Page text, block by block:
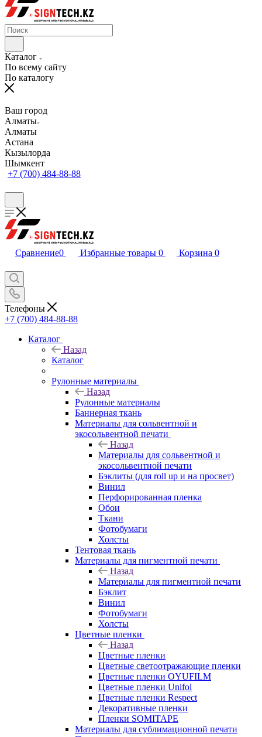
Каталог
По всему сайту
По каталогу
Ваш город
Алматы
Алматы
Астана
Кызылорда
Шымкент
+7 (700) 484-88-88
Сравнение0 Избранные товары 0 Корзина 0
Телефоны
+7 (700) 484-88-88
Каталог
Назад
Каталог
Рулонные материалы
Назад
Рулонные материалы
Баннерная ткань
Материалы для сольвентной и
экосольвентной печати
Назад
Материалы для сольвентной и
экосольвентной печати
Бэклиты (для roll up и на просвет)
Винил
Перфорированная пленка
Обои
Ткани
Фотобумаги
Холсты
Тентовая ткань
Материалы для пигментной печати
Назад
Материалы для пигментной печати
Бэклит
Винил
Фотобумаги
Холсты
Цветные пленки
Назад
Цветные пленки
Цветные светоотражающие пленки
Цветные пленки OYUFILM
Цветные пленки Unifol
Цветные пленки Respect
Декоративные пленки
Пленки SOMITAPE
Материалы для сублимационной печати